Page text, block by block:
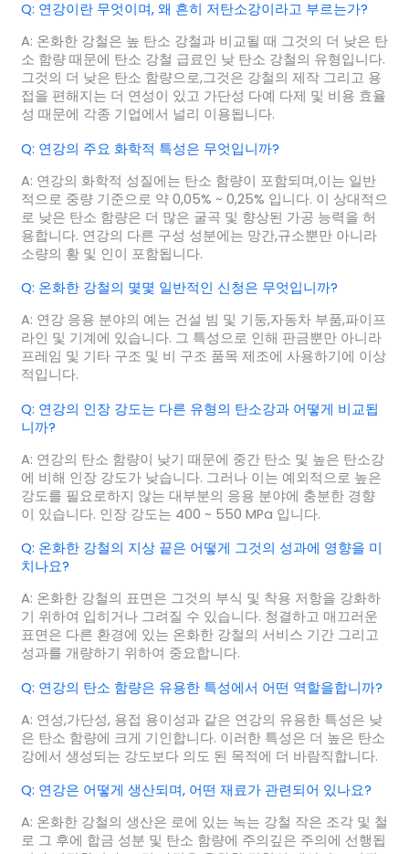
Q: 연강이란 무엇이며, 왜 흔히 저탄소강이라고 부르는가?
A: 온화한 강철은 높 탄소 강철과 비교될 때 그것의 더 낮은 탄
소 함량 때문에 탄소 강철 급료인 낮 탄소 강철의 유형입니다.
그것의 더 낮은 탄소 함량으로,그것은 강철의 제작 그리고 용
접을 편해지는 더 연성이 있고 가단성 다예 다제 및 비용 효율
성 때문에 각종 기업에서 널리 이용됩니다.
Q: 연강의 주요 화학적 특성은 무엇입니까?
A: 연강의 화학적 성질에는 탄소 함량이 포함되며,이는 일반
적으로 중량 기준으로 약 0,05% ~ 0,25% 입니다. 이 상대적으
로 낮은 탄소 함량은 더 많은 굴곡 및 향상된 가공 능력을 허
용합니다. 연강의 다른 구성 성분에는 망간,규소뿐만 아니라
소량의 황 및 인이 포함됩니다.
Q: 온화한 강철의 몇몇 일반적인 신청은 무엇입니까?
A: 연강 응용 분야의 예는 건설 빔 및 기둥,자동차 부품,파이프
라인 및 기계에 있습니다. 그 특성으로 인해 판금뿐만 아니라
프레임 및 기타 구조 및 비 구조 품목 제조에 사용하기에 이상
적입니다.
Q: 연강의 인장 강도는 다른 유형의 탄소강과 어떻게 비교됩
니까?
A: 연강의 탄소 함량이 낮기 때문에 중간 탄소 및 높은 탄소강
에 비해 인장 강도가 낮습니다. 그러나 이는 예외적으로 높은
강도를 필요로하지 않는 대부분의 응용 분야에 충분한 경향
이 있습니다. 인장 강도는 400 ~ 550 MPa 입니다.
Q: 온화한 강철의 지상 끝은 어떻게 그것의 성과에 영향을 미
치나요?
A: 온화한 강철의 표면은 그것의 부식 및 착용 저항을 강화하
기 위하여 입히거나 그려질 수 있습니다. 청결하고 매끄러운
표면은 다른 환경에 있는 온화한 강철의 서비스 기간 그리고
성과를 개량하기 위하여 중요합니다.
Q: 연강의 탄소 함량은 유용한 특성에서 어떤 역할을합니까?
A: 연성,가단성, 용접 용이성과 같은 연강의 유용한 특성은 낮
은 탄소 함량에 크게 기인합니다. 이러한 특성은 더 높은 탄소
강에서 생성되는 강도보다 의도 된 목적에 더 바람직합니다.
Q: 연강은 어떻게 생산되며, 어떤 재료가 관련되어 있나요?
A: 온화한 강철의 생산은 로에 있는 녹는 강철 작은 조각 및 철
로 그 후에 합금 성분 및 탄소 함량에 주의깊은 주의에 선행됩